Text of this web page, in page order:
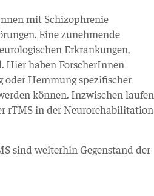
mit Schizophrenie
Eine zunehmende
Erkrankungen,
Hier haben ForscherInnen
Hemmung spezifischer
können. Inzwischen laufen
rTMS in der Neurorehabilitation
sind weiterhin Gegenstand der